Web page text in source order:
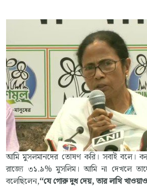
আমি মুসলমানদের তোষণ করি। সবাই বলে।
রাজ্যে ৩১.৯% মুসলিম। আমি না দেখলে
বলেছিলেন,‘‘যে গোরু দুধ দেয়, তার লাথি